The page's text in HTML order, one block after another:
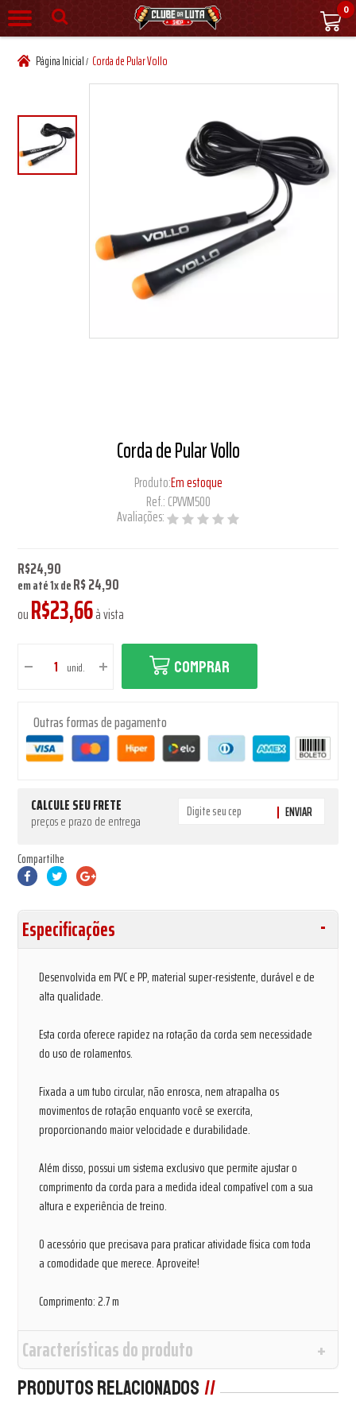
0
Página Inicial/ Corda de Pular Vollo
Corda de Pular Vollo
Produto:Em estoque
Ref.:CPVVM500
Avaliações:
R$24,90
em até1xdeR$ 24,90
ouR$23,66à vista
unid. COMPRAR
Outras formas de pagamento
CALCULE SEU FRETE
preços e prazo de entrega ENVIAR
Compartilhe
Especificações
Desenvolvida em PVC e PP, material super-resistente, durável e de
alta qualidade.
Esta corda oferece rapidez na rotação da corda sem necessidade
do uso de rolamentos.
Fixada a um tubo circular, não enrosca, nem atrapalha os
movimentos de rotação enquanto você se exercita,
proporcionando maior velocidade e durabilidade.
Além disso, possui um sistema exclusivo que permite ajustar o
comprimento da corda para a medida ideal compatível com a sua
altura e experiência de treino.
O acessório que precisava para praticar atividade física com toda
a comodidade que merece. Aproveite!
Comprimento: 2.7 m
Características do produto
Produtos Relacionados